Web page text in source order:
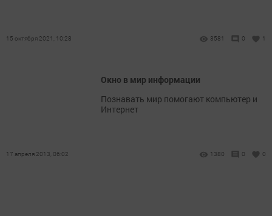
15 октября 2021, 10:28 3581 0 1
Окно в мир информации
Познавать мир помогают компьютер и
Интернет
17 апреля 2013, 06:02 1380 0 0